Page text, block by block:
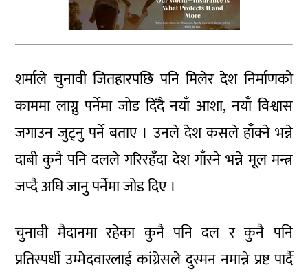
शर्माले चुनावी जितहारपछि पनि मिलेर देश निर्माणको
काममा लाग्नु पर्नेमा जोड दिँदै नयाँ आशा, नयाँ विश्वास
जगाउन जुट्नु पर्ने बताए । उनले देश कसले हाँक्ने भन्ने
दाबी कुनै पनि दलले गरिरहँदा देश गाँस्ने भन्ने मूल मन्त्र
जप्दै अघि जानु पर्नेमा जोड दिए ।
चुनावी मैदानमा रहेका कुनै पनि दल र कुनै पनि
प्रतिस्पर्धी उम्मेदवारलाई कांग्रेसले दुस्मन नमान्ने प्रष्ट पार्दै